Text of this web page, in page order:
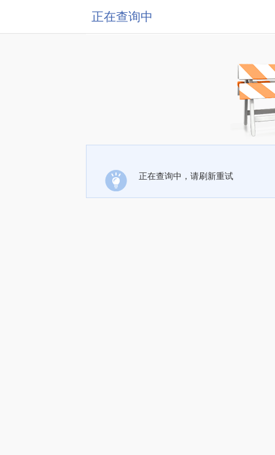
正在查询中
正在查询中，请刷新重试